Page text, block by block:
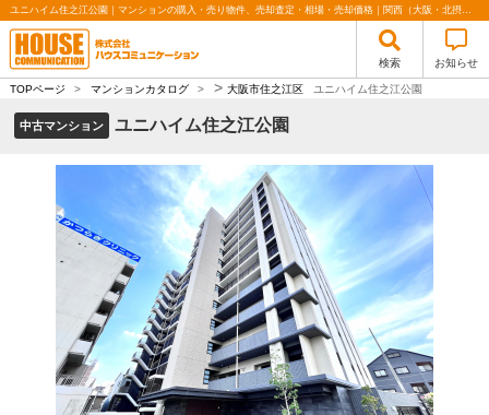
ユニハイム住之江公園｜マンションの購入・売り物件、売却査定・相場・売却価格｜関西（大阪・北摂・神戸）・関東（東京）で不動産の購入・売却、注文住宅、リノベーションの事なら株式会社ハウスコミュニケーション
検索 お知らせ
TOPページ > マンションカタログ > > 大阪市住之江区 ユニハイム住之江公園
中古マンション ユニハイム住之江公園